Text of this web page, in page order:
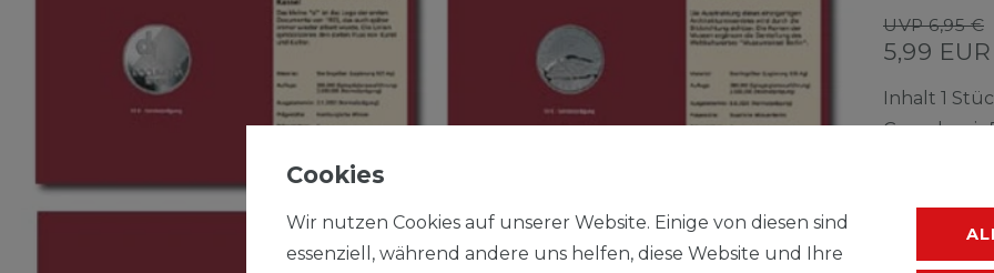
UVP 6,95 €
5,99 EUR
Inhalt 1
Grundpreis
Cookies
Wir nutzen Cookies auf unserer Website. Einige von diesen sind
essenziell, während andere uns helfen, diese Website und Ihre